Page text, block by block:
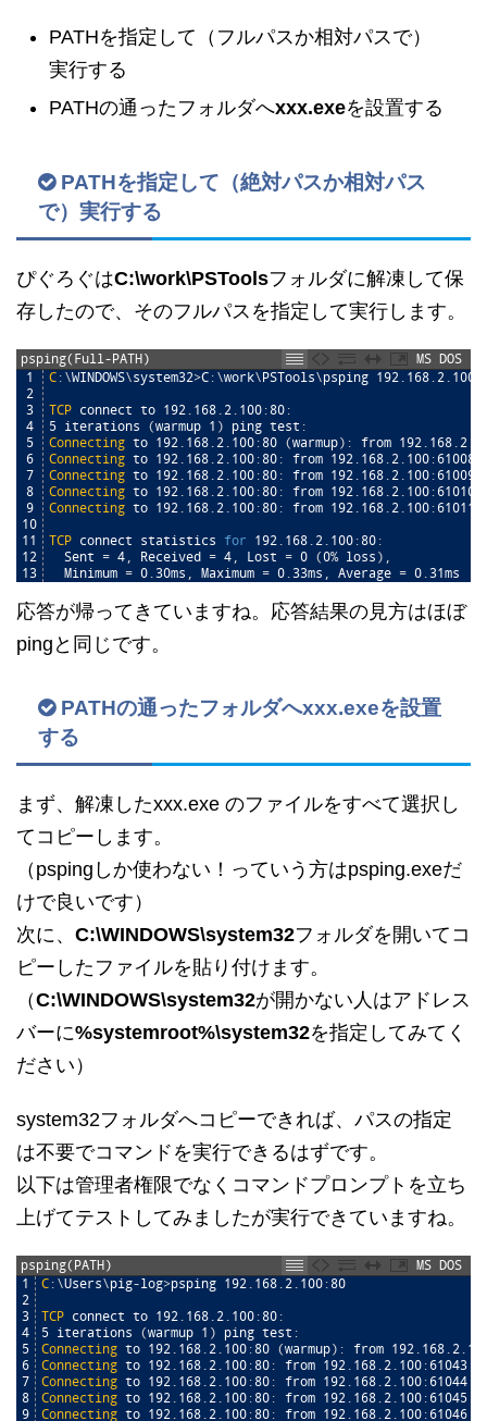
PATHを指定して（フルパスか相対パスで）
実行する
PATHの通ったフォルダへxxx.exeを設置する
PATHを指定して（絶対パスか相対パス
で）実行する
ぴぐろぐはC:\work\PSToolsフォルダに解凍して保
存したので、そのフルパスを指定して実行します。
psping(Full-PATH)
MS DOS
1
2
3
4
5
6
7
8
9
10
11
12
13
C : \WINDOWS\system32>C : \work\ PSTools\psping 192. 168. 2. 100
TCP connect to 192. 168. 2. 100 : 80 :
5 iterations (warmup 1 ) ping test :
Connecting to 192. 168. 2. 100 : 80 (warmup) : from 192. 168. 2.
Connecting to 192. 168. 2. 100 : 80 : from 192. 168. 2. 100 : 61008
Connecting to 192. 168. 2. 100 : 80 : from 192. 168. 2. 100 : 61009
Connecting to 192. 168. 2. 100 : 80 : from 192. 168. 2. 100 : 61010
Connecting to 192. 168. 2. 100 : 80 : from 192. 168. 2. 100 : 61011
TCP connect statistics for 192. 168. 2. 100 : 80 :
Sent
= 4 , Received = 4 , Lost = 0 (0% loss ) ,
Minimum = 0.30ms , Maximum = 0.33ms , Average = 0.31ms
応答が帰ってきていますね。応答結果の見方はほぼ
pingと同じです。
PATHの通ったフォルダへxxx.exeを設置
する
まず、解凍したxxx.exe のファイルをすべて選択し
てコピーします。
（pspingしか使わない！っていう方はpsping.exeだ
けで良いです）
次に、 C:\WINDOWS\system32フォルダを開いてコ
ピーしたファイルを貼り付けます。
（C:\WINDOWS\system32が開かない人はアドレス
バーに%systemroot%\system32を指定してみてく
ださい）
system32フォルダへコピーできれば、パスの指定
は不要でコマンドを実行できるはずです。
以下は管理者権限でなくコマンドプロンプトを立ち
上げてテストしてみましたが実行できていますね。
psping(PATH)
MS DOS
1
2
3
4
5
6
7
8
9
C : \Users\pig-log>psping 192. 168. 2. 100 : 80
TCP connect to 192. 168. 2. 100 : 80 :
5 iterations (warmup 1 ) ping test :
Connecting to 192. 168. 2. 100 : 80 (warmup) : from 192. 168. 2.
Connecting to 192. 168. 2. 100 : 80 : from 192. 168. 2. 100 : 61043
Connecting to 192. 168. 2. 100 : 80 : from 192. 168. 2. 100 : 61044
Connecting to 192. 168. 2. 100 : 80 : from 192. 168. 2. 100 : 61045
Connecting to 192. 168. 2. 100 : 80 : from 192. 168. 2. 100 : 61046